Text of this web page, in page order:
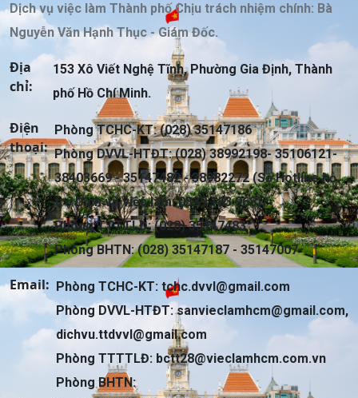
Dịch vụ việc làm Thành phố Chịu trách nhiệm chính: Bà
Nguyễn Văn Hạnh Thục - Giám Đốc.
Địa
chỉ:
153 Xô Viết Nghệ Tĩnh, Phường Gia Định, Thành
phố Hồ Chí Minh.
Điện
thoại:
Phòng TCHC-KT: (028) 35147186
Phòng DVVL-HTĐT: (028) 38992198- 35106121-
38403669 - 35147482 - 38982272 (Số Hotline hỗ
trợ Dịch vụ việc làm: 0339 163 968)
Phòng TTTTLĐ: (028) 35147483
Phòng BHTN: (028) 35147187 - 35147007
Email: Phòng TCHC-KT: tchc.dvvl@gmail.com
Phòng DVVL-HTĐT:sanvieclamhcm@gmail.com,
dichvu.ttdvvl@gmail.com
Phòng TTTTLĐ: bctt28@vieclamhcm.com.vn
Phòng BHTN: